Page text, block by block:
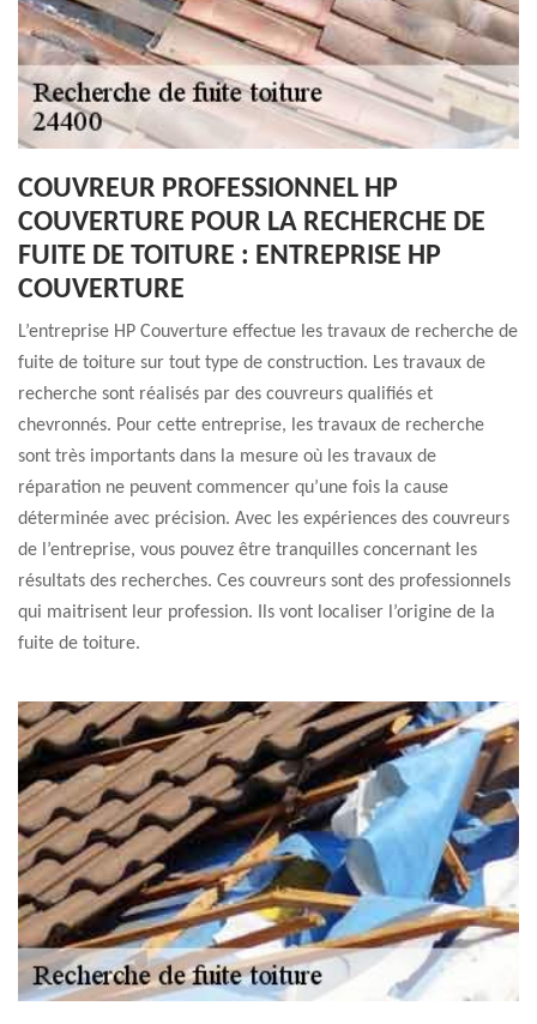
COUVREUR PROFESSIONNEL HP
COUVERTURE POUR LA RECHERCHE DE
FUITE DE TOITURE : ENTREPRISE HP
COUVERTURE
L’entreprise HP Couverture effectue les travaux de recherche de
fuite de toiture sur tout type de construction. Les travaux de
recherche sont réalisés par des couvreurs qualifiés et
chevronnés. Pour cette entreprise, les travaux de recherche
sont très importants dans la mesure où les travaux de
réparation ne peuvent commencer qu’une fois la cause
déterminée avec précision. Avec les expériences des couvreurs
de l’entreprise, vous pouvez être tranquilles concernant les
résultats des recherches. Ces couvreurs sont des professionnels
qui maitrisent leur profession. Ils vont localiser l’origine de la
fuite de toiture.